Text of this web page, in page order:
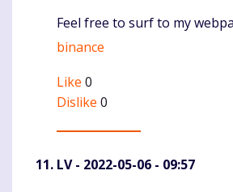
Feel free to surf to my
binance
Like 0
Dislike 0
LV- 2022-05-06 - 09:57